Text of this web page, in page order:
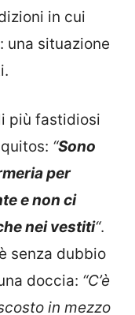
in cui
una situazione
più fastidiosi
“Sono
per
e non ci
nei vestiti“.
senza dubbio
doccia: “C’è
in mezzo